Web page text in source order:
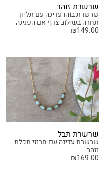
שרשרת זוהר
שרשרת בוהו עדינה עם תליון
תחרה בשילוב צדף אם הפנינה
₪149.00
שרשרת תבל
שרשרת עדינה עם חרוזי תכלת
וזהב
₪169.00